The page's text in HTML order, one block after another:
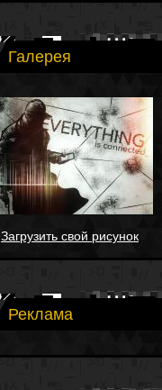
Галерея
Загрузить свой рисунок
Реклама